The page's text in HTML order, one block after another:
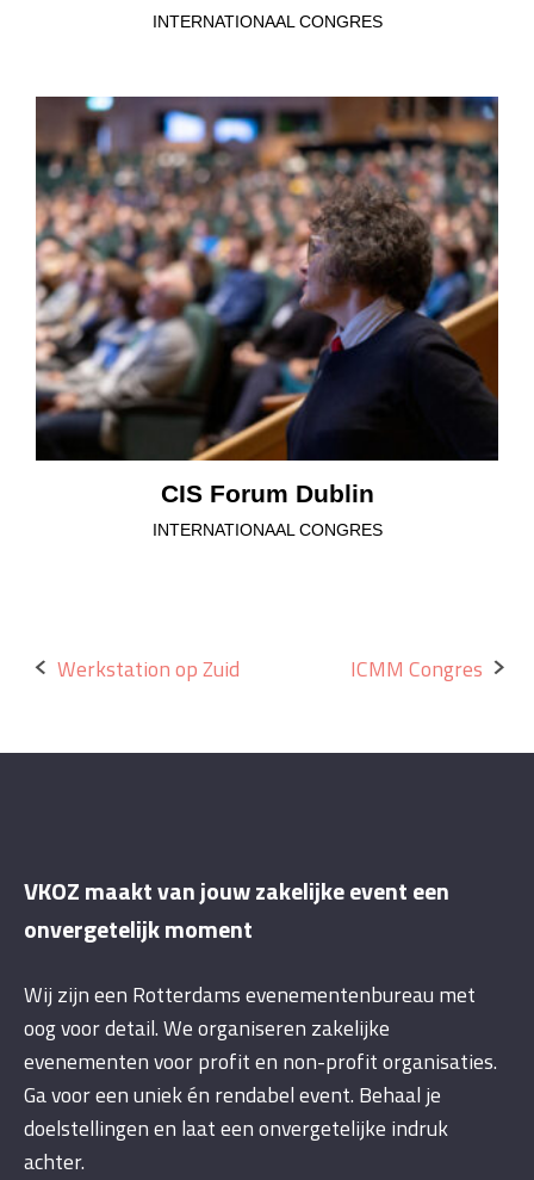
INTERNATIONAAL CONGRES
CIS Forum Dublin
INTERNATIONAAL CONGRES
Bericht
Werkstation op Zuid ICMM Congres
VKOZ maakt van jouw zakelijke event een
onvergetelijk moment
Wij zijn een Rotterdams evenementenbureau met
oog voor detail. We organiseren zakelijke
evenementen voor profit en non-profit organisaties.
Ga voor een uniek én rendabel event. Behaal je
doelstellingen en laat een onvergetelijke indruk
achter.